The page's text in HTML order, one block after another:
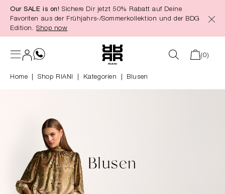
springen
Our SALE is on! Sichere Dir jetzt 50% Rabatt auf Deine
Favoriten aus der Frühjahrs-/Sommerkollektion und der BDG
Edition. Shop now
(0)
Home Shop RIANI Kategorien Blusen
Blusen